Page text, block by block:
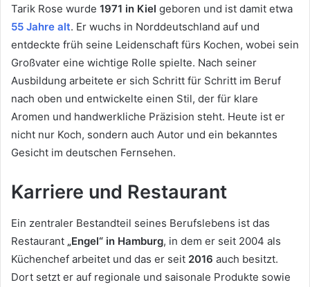
Tarik Rose wurde 1971 in Kiel geboren und ist damit etwa
55 Jahre alt. Er wuchs in Norddeutschland auf und
entdeckte früh seine Leidenschaft fürs Kochen, wobei sein
Großvater eine wichtige Rolle spielte. Nach seiner
Ausbildung arbeitete er sich Schritt für Schritt im Beruf
nach oben und entwickelte einen Stil, der für klare
Aromen und handwerkliche Präzision steht. Heute ist er
nicht nur Koch, sondern auch Autor und ein bekanntes
Gesicht im deutschen Fernsehen.
Karriere und Restaurant
Ein zentraler Bestandteil seines Berufslebens ist das
Restaurant „Engel“ in Hamburg, in dem er seit 2004 als
Küchenchef arbeitet und das er seit 2016 auch besitzt.
Dort setzt er auf regionale und saisonale Produkte sowie